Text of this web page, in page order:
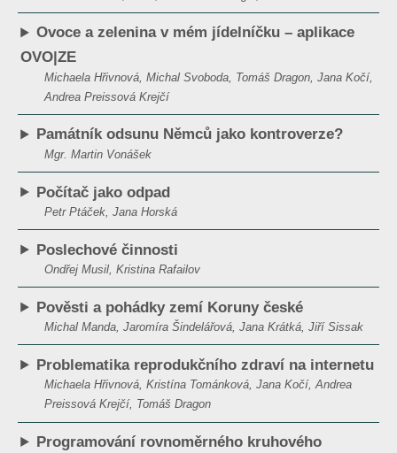
Ovoce a zelenina v mém jídelníčku – aplikace
OVO|ZE
Michaela Hřivnová, Michal Svoboda, Tomáš Dragon, Jana Kočí,
Andrea Preissová Krejčí
Památník odsunu Němců jako kontroverze?
Mgr. Martin Vonášek
Počítač jako odpad
Petr Ptáček, Jana Horská
Poslechové činnosti
Ondřej Musil, Kristina Rafailov
Pověsti a pohádky zemí Koruny české
Michal Manda, Jaromíra Šindelářová, Jana Krátká, Jiří Sissak
Problematika reprodukčního zdraví na internetu
Michaela Hřivnová, Kristína Tománková, Jana Kočí, Andrea
Preissová Krejčí, Tomáš Dragon
Programování rovnoměrného kruhového